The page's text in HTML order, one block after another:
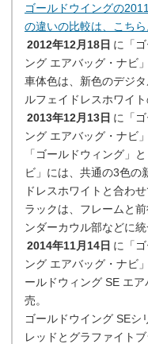
ゴールドウイングの
の違いの比較は、こちら
2012年12月18日 に「
ング エアバッグ・ナビ
車体色は、新色のデジ
ルフェイドレスホワイト
2013年12月13日 に「
ング エアバッグ・ナビ
「ゴールドウィング」
ビ」には、共通の3色の
ドレスホワイトと合わ
ラックは、フレームと
ンダーカウル部などに
2014年11月14日 に「
ング エアバッグ・ナビ
ールドウィング SE エ
売。
ゴールドウイング SEシ
レッドとグラファイト